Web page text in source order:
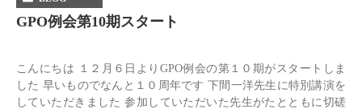
GPO例会第10期スタート
こんにちは １２月６日よりGPO例会の第１０期がスタートしま
した 早いものでなんと１０周年です 下間一洋先生に特別講演を
していただきました 参加していただいた先生がたとともに切磋